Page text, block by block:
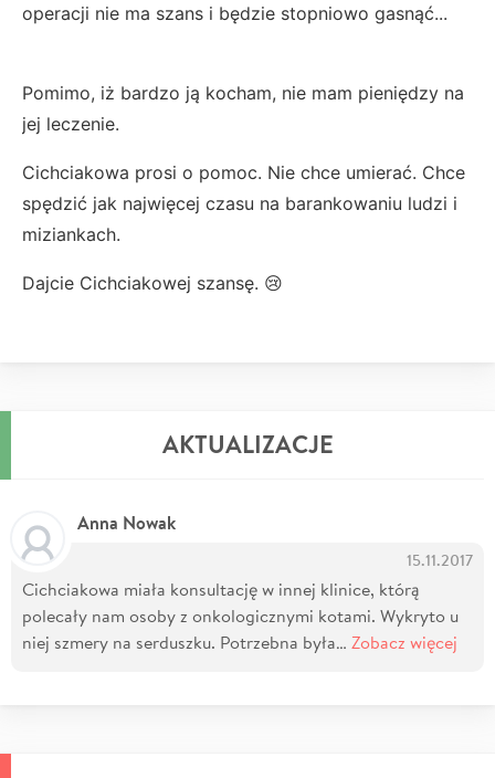
operacji nie ma szans i będzie stopniowo gasnąć...
Pomimo, iż bardzo ją kocham, nie mam pieniędzy na
jej leczenie.
Cichciakowa prosi o pomoc. Nie chce umierać. Chce
spędzić jak najwięcej czasu na barankowaniu ludzi i
miziankach.
Dajcie Cichciakowej szansę. 😢
AKTUALIZACJE
Anna Nowak
15.11.2017
Cichciakowa miała konsultację w innej klinice, którą
polecały nam osoby z onkologicznymi kotami. Wykryto u
niej szmery na serduszku. Potrzebna była… Zobacz więcej